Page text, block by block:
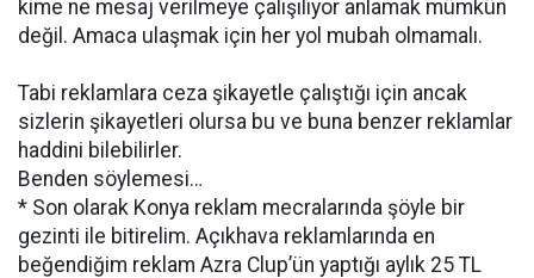
kime ne mesaj verilmeye çalışılıyor anlamak mümkün
değil. Amaca ulaşmak için her yol mubah olmamalı.
Tabi reklamlara ceza şikayetle çalıştığı için ancak
sizlerin şikayetleri olursa bu ve buna benzer reklamlar
haddini bilebilirler.
Benden söylemesi…
* Son olarak Konya reklam mecralarında şöyle bir
gezinti ile bitirelim. Açıkhava reklamlarında en
beğendiğim reklam Azra Clup’ün yaptığı aylık 25 TL